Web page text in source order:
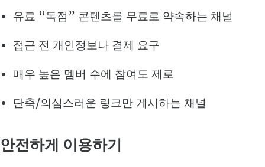
유료 “독점” 콘텐츠를 무료로 약속하는 채널
접근 전 개인정보나 결제 요구
매우 높은 멤버 수에 참여도 제로
단축/의심스러운 링크만 게시하는 채널
안전하게 이용하기